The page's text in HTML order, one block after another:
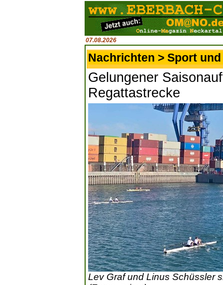
07.08.2026
Nachrichten > Sport
Gelungener
Regattastrecke
Lev Graf und Linus Schüssler